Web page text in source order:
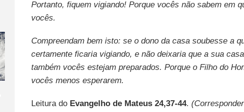
Portanto, fiquem vigiando! Porque vocês não sabem em
vocês.
Compreendam bem isto: se o dono da casa soubesse a
certamente ficaria vigiando, e não deixaria que a sua
também vocês estejam preparados. Porque o Filho do
vocês menos esperarem.
Leitura doEvangelho de Mateus 24,37-44.